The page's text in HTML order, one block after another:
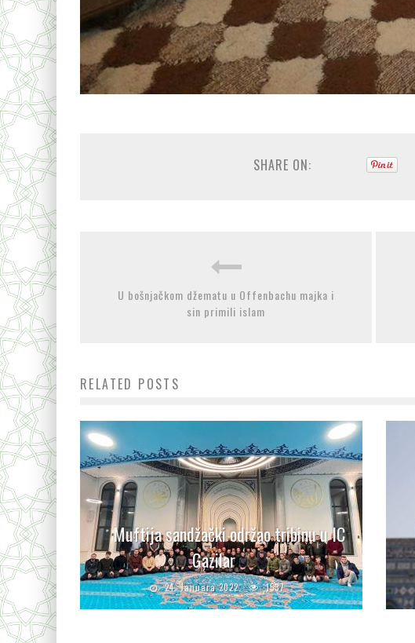
SHARE ON:
U bošnjačkom džematu u Offenbachu majka i
sin primili islam
RELATED POSTS
Muftija sandžački održao tribinu u IC
Gazilar
24. Januara 2022. 1537